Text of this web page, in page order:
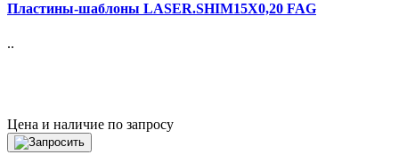
Пластины-шаблоны LASER.SHIM15X0,20 FAG
..
Цена и наличие по запросу